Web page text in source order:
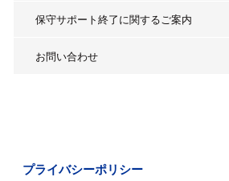
保守サポート終了に関するご案内
お問い合わせ
プライバシーポリシー